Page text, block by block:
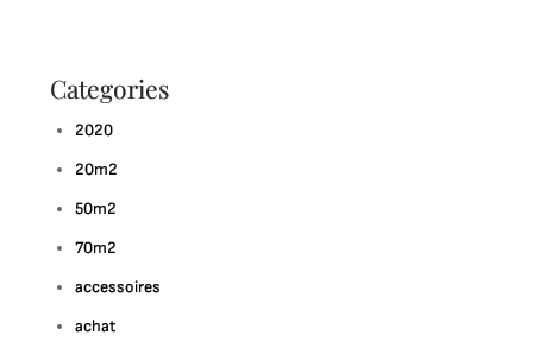
Categories
2020
20m2
50m2
70m2
accessoires
achat